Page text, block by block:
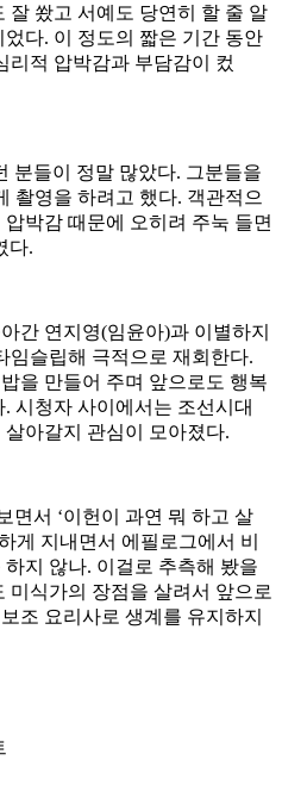
잘 쐈고 서예도 당연히 할 줄 알
다. 이 정도의 짧은 기간 동안
리적 압박감과 부담감이 컸
분들이 정말 많았다. 그분들을
촬영을 하려고 했다. 객관적으
박감 때문에 오히려 주눅 들면
다.
간 연지영(임윤아)과 이별하지
임슬립해 극적으로 재회한다.
을 만들어 주며 앞으로도 행복
시청자 사이에서는 조선시대
아갈지 관심이 모아졌다.
면서 ‘이헌이 과연 뭐 하고 살
게 지내면서 에필로그에서 비
지 않나. 이걸로 추측해 봤을
미식가의 장점을 살려서 앞으로
조 요리사로 생계를 유지하지